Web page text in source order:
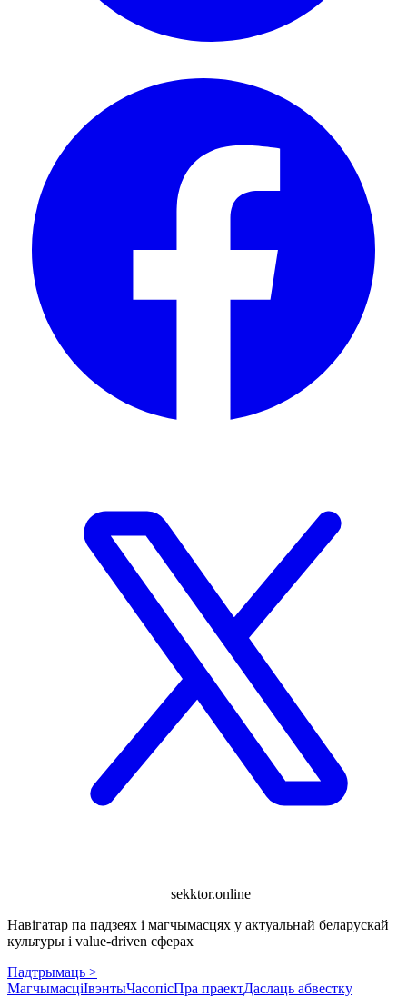
sekktor.online
Навігатар па падзеях і магчымасцях у актуальнай беларускай
культуры і value-driven сферах
Падтрымаць >
МагчымасціІвэнтыЧасопісПра праектДаслаць абвестку